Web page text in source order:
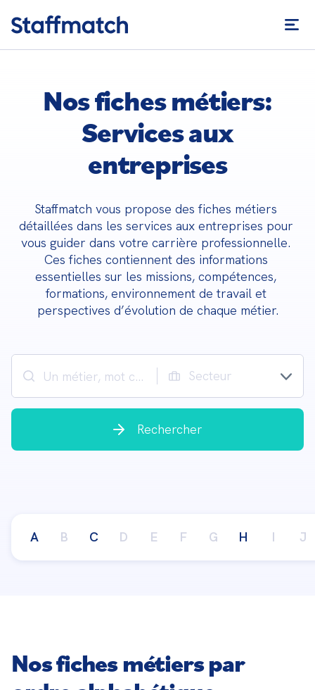
Nos fiches métiers:
Services aux
entreprises
Staffmatch vous propose des fiches métiers
détaillées dans les services aux entreprises pour
vous guider dans votre carrière professionnelle.
Ces fiches contiennent des informations
essentielles sur les missions, compétences,
formations, environnement de travail et
perspectives d’évolution de chaque métier.
Secteur
Rechercher
A B C D E F G H I J
Nos fiches métiers par